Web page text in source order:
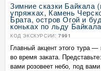
Зимние сказки Байкала
упряжках, Камень
Брата, остров Огой и
коньках по льду
КОД ЭКСКУРСИИ: 7991
Главный акцент этого тура
во время заката.
вами розовеет небо, под